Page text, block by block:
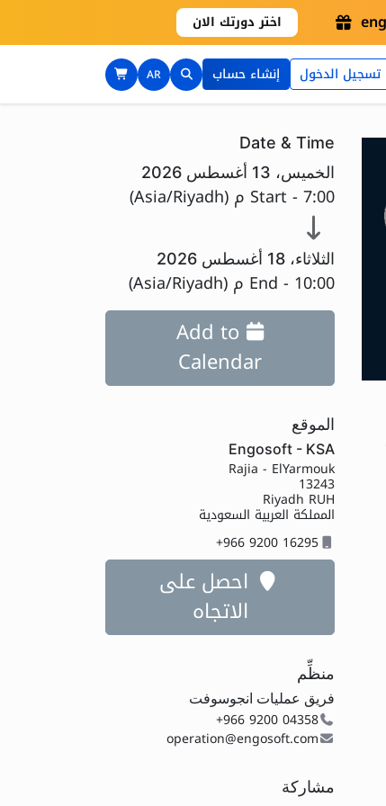
اختر دورتك الان
تسجيل الدخول إنشاء حساب AR
Date & Time
الخميس، 13 أغسطس 2026
Start - 7:00 م (
Asia/Riyadh
)
الثلاثاء، 18 أغسطس 2026
End - 10:00 م (
Asia/Riyadh
)
Add to
Calendar
الموقع
Engosoft - KSA
Rajia - ElYarmouk
13243
Riyadh RUH
المملكة العربية السعودية
+966 9200 16295
احصل على
الاتجاه
منظِّم
فريق عمليات انجوسوفت
+966 9200 04358
operation@engosoft.com
مشاركة